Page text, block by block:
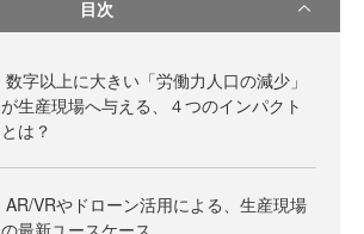
目次
数字以上に大きい「労働力人口の減少」
が生産現場へ与える、４つのインパクト
とは？
AR/VRやドローン活用による、生産現場
の最新ユースケース